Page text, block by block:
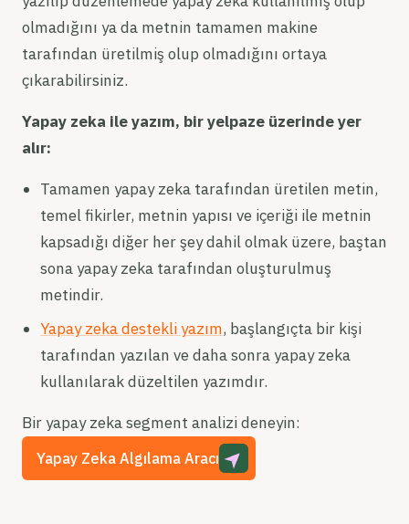
olmadığını ya da metnin tamamen makine
tarafından üretilmiş olup olmadığını ortaya
çıkarabilirsiniz.
Yapay zeka ile yazım, bir yelpaze üzerinde yer
alır:
Tamamen yapay zeka tarafından üretilen metin,
temel fikirler, metnin yapısı ve içeriği ile metnin
kapsadığı diğer her şey dahil olmak üzere, baştan
sona yapay zeka tarafından oluşturulmuş
metindir.
Yapay zeka destekli yazım, başlangıçta bir kişi
tarafından yazılan ve daha sonra yapay zeka
kullanılarak düzeltilen yazımdır.
Bir yapay zeka segment analizi deneyin:
Yapay Zeka Algılama Aracı